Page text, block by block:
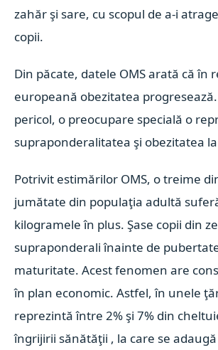
zahăr şi sare, cu scopul de a-i
copii.
Din păcate, datele OMS arată că în
europeană obezitatea
pericol, o preocupare specială o
supraponderalitatea şi obezitatea
Potrivit estimărilor OMS, o treime
jumătate din populaţia adultă
kilogramele în plus. Şase copii din
supraponderali înainte de
maturitate. Acest fenomen are
în plan economic. Astfel, în unele
reprezintă între 2% şi 7% din
îngrijirii sănătăţii , la care se